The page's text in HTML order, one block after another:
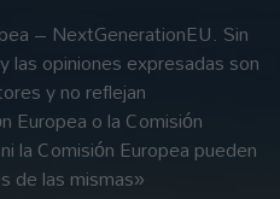
– NextGenerationEU. Sin
opiniones expresadas son
y no reflejan
Europea o la Comisión
la Comisión Europea pueden
de las mismas»